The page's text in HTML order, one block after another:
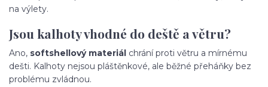
na výlety.
Jsou kalhoty vhodné do deště a větru?
Ano, softshellový materiál chrání proti větru a mírnému
dešti. Kalhoty nejsou pláštěnkové, ale běžné přeháňky bez
problému zvládnou.